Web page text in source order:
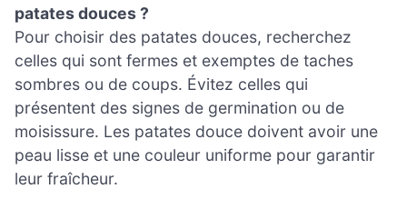
patates douces ?
Pour choisir des patates douces, recherchez
celles qui sont fermes et exemptes de taches
sombres ou de coups. Évitez celles qui
présentent des signes de germination ou de
moisissure. Les patates douce doivent avoir une
peau lisse et une couleur uniforme pour garantir
leur fraîcheur.